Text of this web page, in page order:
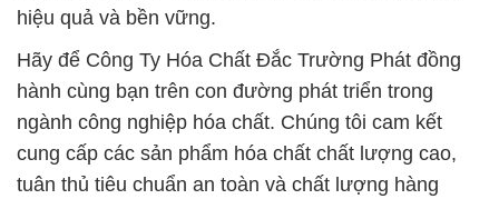
hiệu quả và bền vững.
Hãy để Công Ty Hóa Chất Đắc Trường Phát đồng
hành cùng bạn trên con đường phát triển trong
ngành công nghiệp hóa chất. Chúng tôi cam kết
cung cấp các sản phẩm hóa chất chất lượng cao,
tuân thủ tiêu chuẩn an toàn và chất lượng hàng